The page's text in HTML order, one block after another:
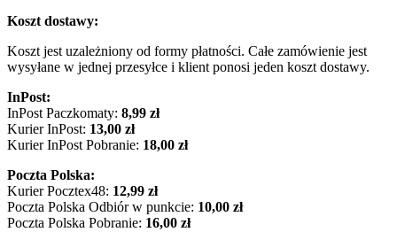
Koszt dostawy:
Koszt jest uzależniony od formy płatności. Całe zamówienie jest
wysyłane w jednej przesyłce i klient ponosi jeden koszt dostawy.
InPost:
InPost Paczkomaty: 8,99 zł
Kurier InPost: 13,00 zł
Kurier InPost Pobranie: 18,00 zł
Poczta Polska:
Kurier Pocztex48: 12,99 zł
Poczta Polska Odbiór w punkcie: 10,00 zł
Poczta Polska Pobranie: 16,00 zł